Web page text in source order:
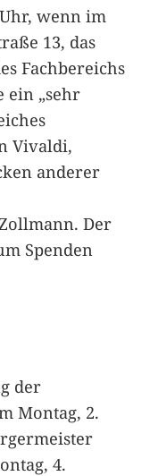
wenn im
13, das
Fachbereichs
ein „sehr
Vivaldi,
anderer
Der
Spenden
der
Montag, 2.
4.